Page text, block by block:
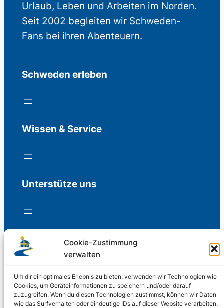
Cookie-Zustimmung
verwalten
Um dir ein optimales Erlebnis zu bieten, verwenden wir Technologien wie
Cookies, um Geräteinformationen zu speichern und/oder darauf
zuzugreifen. Wenn du diesen Technologien zustimmst, können wir Daten
wie das Surfverhalten oder eindeutige IDs auf dieser Website verarbeiten.
Urlaub, Leben und Arbeiten im Norden.
Seit 2002 begleiten wir Schweden-
Fans bei ihren Abenteuern.
Schweden erleben
Wissen & Service
Unterstütze uns
Freiwillige Spenden für die Aufrechterhaltung
der Redaktion.
Support us